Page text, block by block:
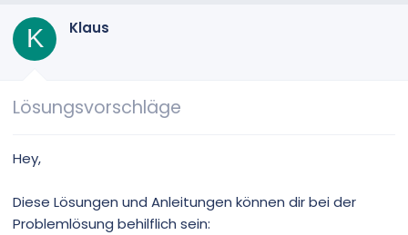
:
o
K Klaus
Lösungsvorschläge
Hey,
Diese Lösungen und Anleitungen können dir bei der
Problemlösung behilflich sein: